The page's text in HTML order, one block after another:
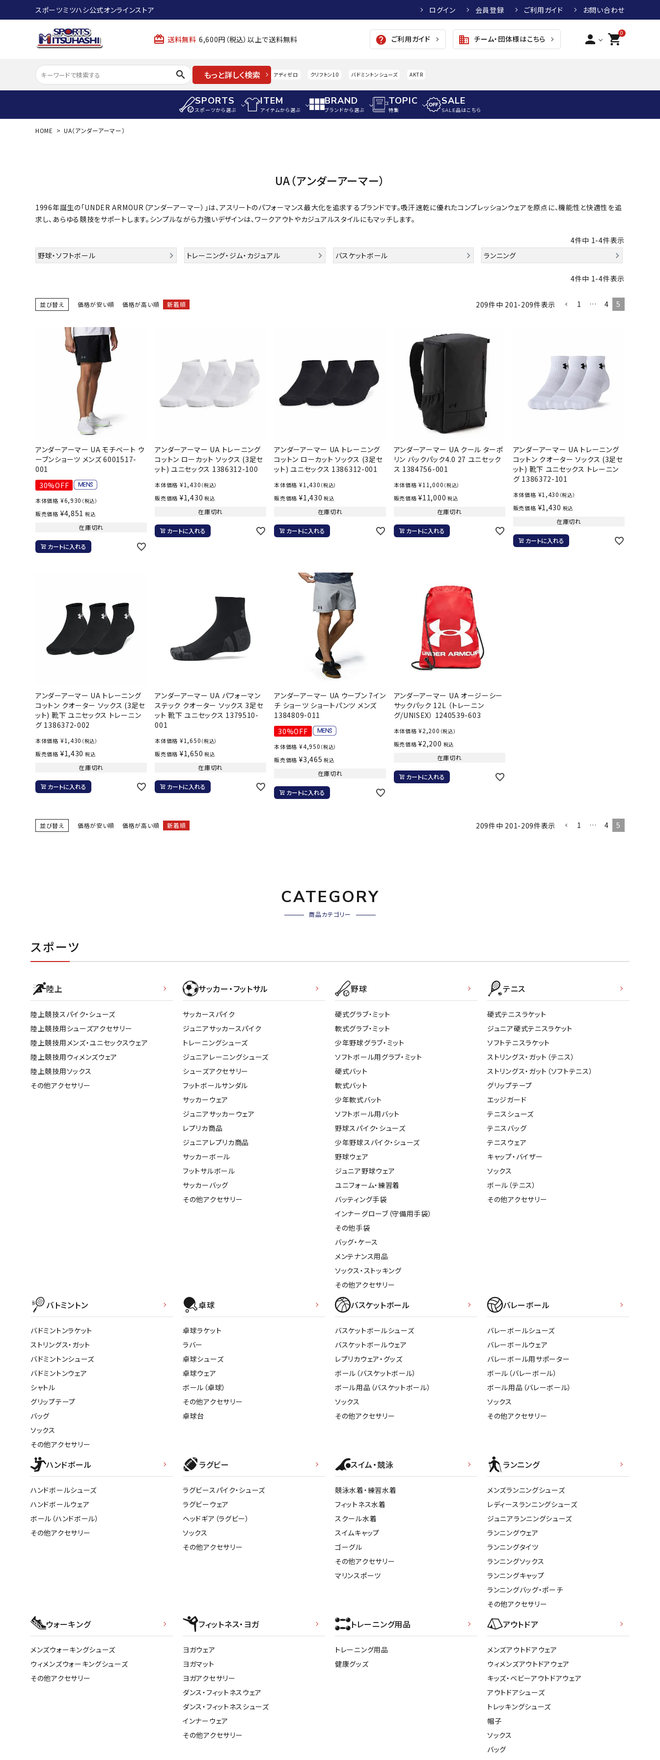
スポーツミツハシ公式オンラインストア ログイン 会員登録 ご利用ガイド お問い合わせ
card_giftcard 送料無料 6,600円（税込）以上で送料無料 help ご利用ガイド business チーム・団体様はこちら person 0
shopping_cart
search もっと詳しく検索 アディゼロ クリフトン10 バドミントンシューズ AKTR
SPORTS
スポーツから選ぶ
陸上競技用シューズアクセサリー
ェア
陸上競技用ウィメンズウェア
その他アクセサリー
ジュニアサッカースパイク
ジュニアレーニングシューズ
シューズアクセサリー
サッカーウェア
ジュニアサッカーウェア
ソフトボール用グラブ・ミット
少年軟式バット
ソフトボール用バット
ユニフォーム・練習着
バッティング手袋
インナーグローブ（守備用手袋）
バッグ・ケース
メンテナンス用品
ソックス・ストッキング
その他アクセサリー
ストリングス・ガット（テニス）
グリップテープ
エッジガード
テニスシューズ
テニスバッグ
キャップ・バイザー
バトミントン
バドミントンラケット
ストリングス・ガット
バドミントンシューズ
バドミントンウェア
シャトル
その他アクセサリー
卓球
卓球ラケット
ラバー
卓球シューズ
卓球ウェア
ボール（卓球）
バスケットボール
バスケットボールシューズ
バスケットボールウェア
レプリカウェア・グッズ
ボール（バスケットボール）
ボール用品（バスケットボール）
バレーボール
バレーボールシューズ
バレーボールウェア
バレーボール用サポーター
ボール（バレーボール）
ボール用品（バレーボール）
ハンドボール
ハンドボールシューズ
ハンドボールウェア
ラグビー
ラグビースパイク・シューズ
ラグビーウェア
ヘッドギア（ラグビー）
その他アクセサリー
スイム・競泳
競泳水着・練習水着
フィットネス水着
スクール水着
ゴーグル
その他アクセサリー
マリンスポーツ
ウォーキング
その他アクセサリー
フィットネス・ヨガ
ヨガウェア
トレーニング用品
キッズ・ベビーアウトドアウェア
柔道
武道・格闘技小物
ウィメンズウェア
キッズウェア
コンプレッションウェア
インナーウェア
ジュニアシューズ
ブーツ・サンダル
その他アクセサリー
キャリー・コンテナ
クッキングウェア
シュラフ・寝具
テーブル・チェア関連
バーベキュー・焚き火
ベット・マット・シート
ITEM
アイテムから選ぶ
ジャケット・アウター
その他ウェア
ジャケット・アウター
その他ウェア
その他ウェア
ヨガマット
タオル
シューズ
グシューズ
ジュニアサッカー・フットサルト
レーニングシューズ
野球スパイク・シューズ
バレーボールシューズ
テニスシューズ
バドミントンシューズ
フィットネスシューズ
陸上スパイク・シューズ
ウォーキング・トレッキングシュ
トレーニング・ジム・カジュアル
バッグ
ダッフル・ボストンバッグ
その他バッグ
ソックス
野球ソックス
バレーボールソックス
トレッキングソックス
ラグビーソックス
トレーニング・ジム・カジュアル
キャップ
BRAND
ブランドから選ぶ
adidas AIGLE
Columbia CONVERSE DA MISS
DESCENTE FINTA
HOKA
LI-NING LUXILON
LUZeSOMBR
A
manduka Marble
NEUTRALWO
RKS
NIKE
ON ONYONE PENALTY
Rawlings ReefTourer
Super
Natural
suria SVOLME
TRIGGERPOI
uhlsport UMBRO
UNDER
VICTAS VIEW
Wacoal CW-X Wilson YASAKA YONEX
TOPIC
特集
SALE
SALE品はこちら
ACCOUNT MENU
アイテムから選ぶ
HOME UA（アンダーアーマー）
UA（アンダーアーマー）
1996年誕生の「UNDER ARMOUR（アンダーアーマー）」は、アスリートのパフォーマンス最大化を追求するブランドです。吸汗速乾に優れたコンプレッションウェアを原点に、機能性と快適性を追
求し、あらゆる競技をサポートします。シンプルながら力強いデザインは、ワークアウトやカジュアルスタイルにもマッチします。
4件中 1-4件表示
野球・ソフトボール
トレーニング・ジム・カジュアル バスケットボール ランニング
4件中 1-4件表示
並び替え 価格が安い順 価格が高い順 新着順 209件中 201-209件表示 1 … 4 5
アンダーアーマー UA モチベート ウ
ーブンショーツ メンズ 6001517-
001
30%OFF
本体価格 ¥6,930 （税込）
販売価格 ¥4,851 税込
在庫切れ
カートに入れる
アンダーアーマー UA トレーニング
コットン ローカット ソックス (3足セ
ット) ユニセックス 1386312-100
本体価格 ¥1,430 （税込）
販売価格 ¥1,430 税込
在庫切れ
カートに入れる
アンダーアーマー UA トレーニング
コットン ローカット ソックス (3足セ
ット) ユニセックス 1386312-001
本体価格 ¥1,430 （税込）
販売価格 ¥1,430 税込
在庫切れ
カートに入れる
アンダーアーマー UA クール ターポ
リン バックパック4.0 27 ユニセック
ス 1384756-001
本体価格 ¥11,000 （税込）
販売価格 ¥11,000 税込
在庫切れ
カートに入れる
アンダーアーマー UA トレーニング
コットン クオーター ソックス (3足セ
ット) 靴下 ユニセックス トレーニン
グ 1386372-101
本体価格 ¥1,430 （税込）
販売価格 ¥1,430 税込
在庫切れ
カートに入れる
アンダーアーマー UA トレーニング
コットン クオーター ソックス (3足セ
ット) 靴下 ユニセックス トレーニン
グ 1386372-002
本体価格 ¥1,430 （税込）
販売価格 ¥1,430 税込
在庫切れ
カートに入れる
アンダーアーマー UA パフォーマン
ステック クオーター ソックス 3足セ
ット 靴下 ユニセックス 1379510-
001
本体価格 ¥1,650 （税込）
販売価格 ¥1,650 税込
在庫切れ
カートに入れる
アンダーアーマー UA ウーブン 7イン
チ ショーツ ショートパンツ メンズ
1384809-011
30%OFF
本体価格 ¥4,950 （税込）
販売価格 ¥3,465 税込
在庫切れ
カートに入れる
アンダーアーマー UA オージーシー
サックパック 12L （トレーニン
グ/UNISEX） 1240539-603
本体価格 ¥2,200 （税込）
販売価格 ¥2,200 税込
在庫切れ
カートに入れる
並び替え 価格が安い順 価格が高い順 新着順 209件中 201-209件表示 1 … 4 5
CATEGORY
商品カテゴリー
スポーツ
陸上
陸上競技スパイク・シューズ
陸上競技用シューズアクセサリー
陸上競技用メンズ・ユニセックスウェア
陸上競技用ウィメンズウェア
陸上競技用ソックス
その他アクセサリー
サッカー・フットサル
サッカースパイク
ジュニアサッカースパイク
トレーニングシューズ
ジュニアレーニングシューズ
シューズアクセサリー
フットボールサンダル
サッカーウェア
ジュニアサッカーウェア
レプリカ商品
ジュニアレプリカ商品
サッカーボール
フットサルボール
サッカーバッグ
その他アクセサリー
野球
硬式グラブ・ミット
軟式グラブ・ミット
少年野球グラブ・ミット
ソフトボール用グラブ・ミット
硬式バット
軟式バット
少年軟式バット
ソフトボール用バット
野球スパイク・シューズ
少年野球スパイク・シューズ
野球ウェア
ジュニア野球ウェア
ユニフォーム・練習着
バッティング手袋
インナーグローブ（守備用手袋）
その他手袋
バッグ・ケース
メンテナンス用品
ソックス・ストッキング
その他アクセサリー
テニス
硬式テニスラケット
ジュニア硬式テニスラケット
ソフトテニスラケット
ストリングス・ガット（テニス）
ストリングス・ガット（ソフトテニス）
グリップテープ
エッジガード
テニスシューズ
テニスバッグ
テニスウェア
キャップ・バイザー
ソックス
ボール（テニス）
その他アクセサリー
バトミントン
バドミントンラケット
ストリングス・ガット
バドミントンシューズ
バドミントンウェア
シャトル
グリップテープ
バッグ
ソックス
その他アクセサリー
卓球
卓球ラケット
ラバー
卓球シューズ
卓球ウェア
ボール（卓球）
その他アクセサリー
卓球台
バスケットボール
バスケットボールシューズ
バスケットボールウェア
レプリカウェア・グッズ
ボール（バスケットボール）
ボール用品（バスケットボール）
ソックス
その他アクセサリー
バレーボール
バレーボールシューズ
バレーボールウェア
バレーボール用サポーター
ボール（バレーボール）
ボール用品（バレーボール）
ソックス
その他アクセサリー
ハンドボール
ハンドボールシューズ
ハンドボールウェア
ボール（ハンドボール）
その他アクセサリー
ラグビー
ラグビースパイク・シューズ
ラグビーウェア
ヘッドギア（ラグビー）
ソックス
その他アクセサリー
スイム・競泳
競泳水着・練習水着
フィットネス水着
スクール水着
スイムキャップ
ゴーグル
その他アクセサリー
マリンスポーツ
ランニング
メンズランニングシューズ
レディースランニングシューズ
ジュニアランニングシューズ
ランニングウェア
ランニングタイツ
ランニングソックス
ランニングキャップ
ランニングバッグ・ポーチ
その他アクセサリー
ウォーキング
メンズウォーキングシューズ
ウィメンズウォーキングシューズ
その他アクセサリー
フィットネス・ヨガ
ヨガウェア
ヨガマット
ヨガアクセサリー
ダンス・フィットネスウェア
ダンス・フィットネスシューズ
インナーウェア
その他アクセサリー
トレーニング用品
トレーニング用品
健康グッズ
アウトドア
メンズアウトドアウェア
ウィメンズアウトドアウェア
キッズ・ベビーアウトドアウェア
アウトドアシューズ
トレッキングシューズ
帽子
ソックス
バッグ